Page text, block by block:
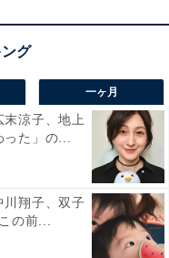
一ヶ月
末涼子、地上
った」の...
川翔子、双子
の前...